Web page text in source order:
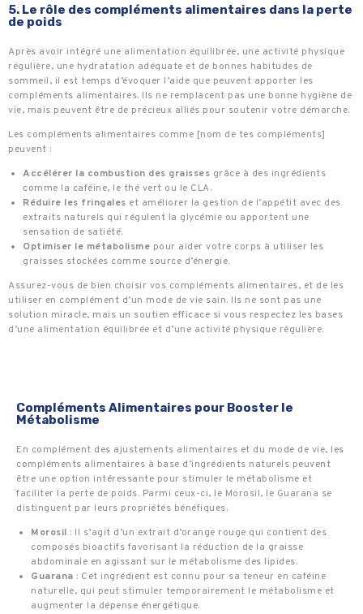
5. Le rôle des compléments alimentaires dans la perte
de poids
Après avoir intégré une alimentation équilibrée, une activité physique
régulière, une hydratation adéquate et de bonnes habitudes de
sommeil, il est temps d’évoquer l’aide que peuvent apporter les
compléments alimentaires. Ils ne remplacent pas une bonne hygiène de
vie, mais peuvent être de précieux alliés pour soutenir votre démarche.
Les compléments alimentaires comme [nom de tes compléments]
peuvent :
Accélérer la combustion des graisses grâce à des ingrédients
comme la caféine, le thé vert ou le CLA.
Réduire les fringales et améliorer la gestion de l’appétit avec des
extraits naturels qui régulent la glycémie ou apportent une
sensation de satiété.
Optimiser le métabolisme pour aider votre corps à utiliser les
graisses stockées comme source d’énergie.
Assurez-vous de bien choisir vos compléments alimentaires, et de les
utiliser en complément d’un mode de vie sain. Ils ne sont pas une
solution miracle, mais un soutien efficace si vous respectez les bases
d’une alimentation équilibrée et d’une activité physique régulière.
Compléments Alimentaires pour Booster le
Métabolisme
En complément des ajustements alimentaires et du mode de vie, les
compléments alimentaires à base d’ingrédients naturels peuvent
être une option intéressante pour stimuler le métabolisme et
faciliter la perte de poids. Parmi ceux-ci, le Morosil, le Guarana se
distinguent par leurs propriétés bénéfiques.
Morosil : Il s’agit d’un extrait d’orange rouge qui contient des
composés bioactifs favorisant la réduction de la graisse
abdominale en agissant sur le métabolisme des lipides.
Guarana : Cet ingrédient est connu pour sa teneur en caféine
naturelle, qui peut stimuler temporairement le métabolisme et
augmenter la dépense énergétique.